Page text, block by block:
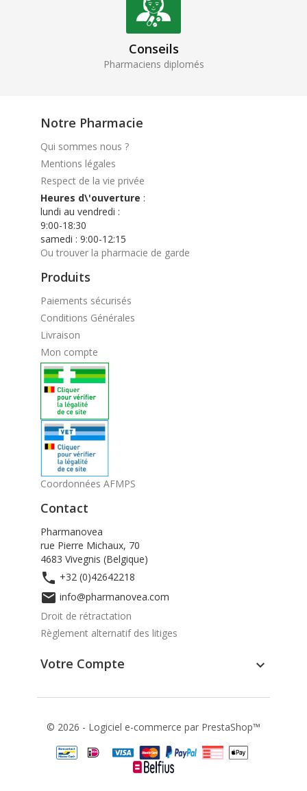
Conseils
Pharmaciens diplomés
Notre Pharmacie
Qui sommes nous ?
Mentions légales
Respect de la vie privée
Heures d\'ouverture :
lundi au vendredi :
9:00-18:30
samedi : 9:00-12:15
Ou trouver la pharmacie de garde
Produits
Paiements sécurisés
Conditions Générales
Livraison
Mon compte
Coordonnées AFMPS
Contact
Pharmanovea
rue Pierre Michaux, 70
4683 Vivegnis (Belgique)
 +32 (0)42642218
 info@pharmanovea.com
Droit de rétractation
Règlement alternatif des litiges
Votre Compte 
© 2026 - Logiciel e-commerce par PrestaShop™